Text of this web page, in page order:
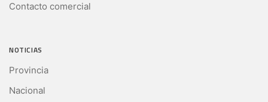
Contacto comercial
NOTICIAS
Provincia
Nacional